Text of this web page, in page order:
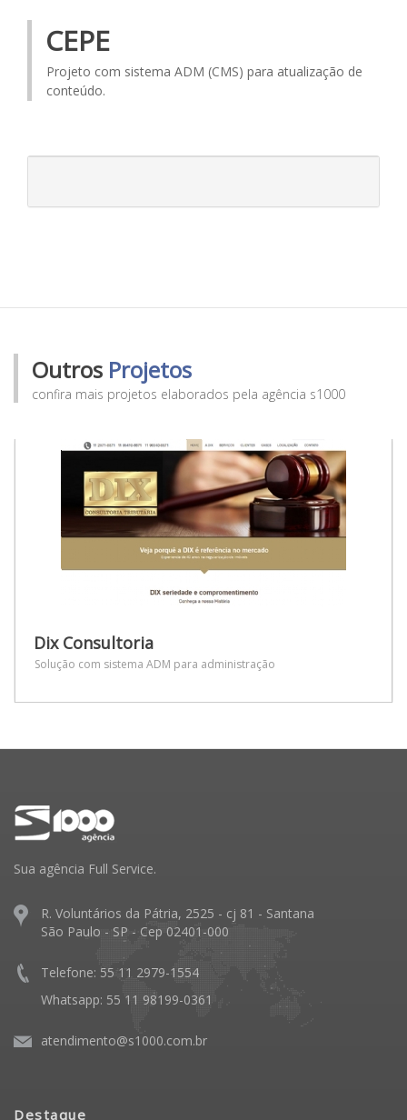
CEPE
Projeto com sistema ADM (CMS) para atualização de
conteúdo.
Outros Projetos
confira mais projetos elaborados pela agência s1000
Dix Consultoria
Solução com sistema ADM para administração
Sua agência Full Service.
R. Voluntários da Pátria, 2525 - cj 81 - Santana
São Paulo - SP - Cep 02401-000
Telefone: 55 11 2979-1554
Whatsapp: 55 11 98199-0361
atendimento@s1000.com.br
Destaque